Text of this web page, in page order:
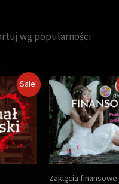
Sale!
Zaklęcia finansowe